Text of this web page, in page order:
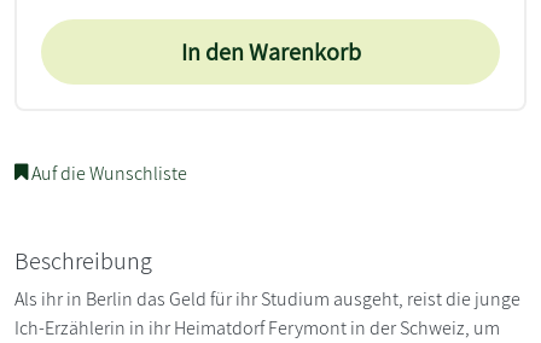
In den Warenkorb
Auf die Wunschliste
Beschreibung
Als ihr in Berlin das Geld für ihr Studium ausgeht, reist die junge
Ich-Erzählerin in ihr Heimatdorf Ferymont in der Schweiz, um